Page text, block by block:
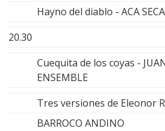
Hayno del diablo - ACA
20.30
Cuequita de los coyas -
ENSEMBLE
Tres versiones de Eleonor
BARROCO ANDINO